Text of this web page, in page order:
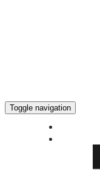
Toggle navigation